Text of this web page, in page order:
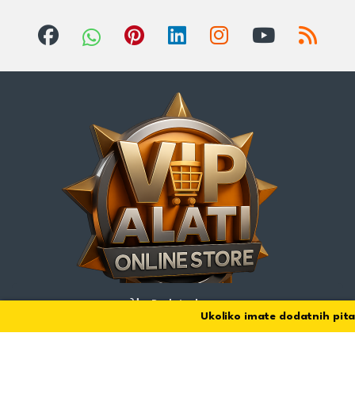
Dodaj u korpu
Ukoliko imate dodatnih